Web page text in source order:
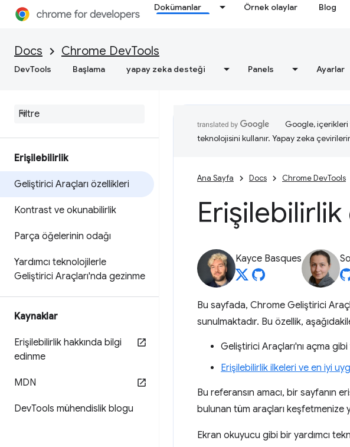
Dokümanlar Örnek olaylar Blog
Docs Chrome DevTools
DevTools Başlama yapay zeka desteği Panels Ayarlar
Erişilebilirlik
Geliştirici Araçları özellikleri
Kontrast ve okunabilirlik
Parça öğelerinin odağı
Yardımcı teknolojilerle
Geliştirici Araçları'nda gezinme
Kaynaklar
Erişilebilirlik hakkında bilgi
edinme
MDN
DevTools mühendislik blogu
Google,
teknolojisini kullanır. Yapay zeka
Ana Sayfa Docs Chrome DevTools
Kayce Basques
Bu sayfada, Chrome Geliştirici
sunulmaktadır. Bu özellik,
Geliştirici Araçları'nı açma
Erişilebilirlik ilkeleri ve en iyi
Bu referansın amacı, bir sayfanın
bulunan tüm araçları keşfetmenize
Ekran okuyucu gibi bir yardımcı